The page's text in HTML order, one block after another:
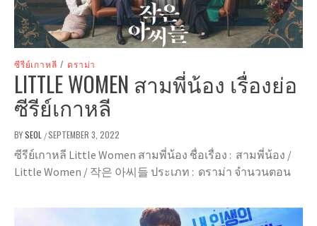
ซีรีย์เกาหลี / ดราม่า
LITTLE WOMEN สามพี่น้อง เรื่องย่อ
ซีรีย์เกาหลี
BYSEOL /SEPTEMBER 3, 2022
ซีรีย์เกาหลี Little Women สามพี่น้อง ชื่อเรื่อง : สามพี่น้อง /
Little Women / 작은 아씨들 ประเภท : ดราม่า จำนวนตอน